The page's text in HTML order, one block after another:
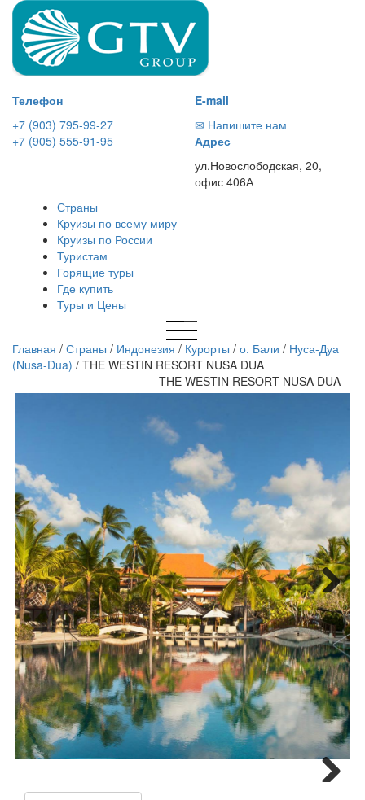
Телефон
+7 (903) 795-99-27
+7 (905) 555-91-95
E-mail
✉ Напишите нам
Адрес
ул.Новослободская, 20,
офис 406А
Страны
Круизы по всему миру
Круизы по России
Туристам
Горящие туры
Где купить
Туры и Цены
Главная / Страны / Индонезия / Курорты / о. Бали / Нуса-Дуа
(Nusa-Dua) / THE WESTIN RESORT NUSA DUA
THE WESTIN RESORT NUSA DUA
Next